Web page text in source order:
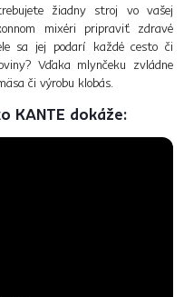
žiadny stroj vo vašej
mixéri pripraviť zdravé
sa jej podarí každé cesto či
Vďaka mlynčeku zvládne
či výrobu klobás.
KANTE dokáže: